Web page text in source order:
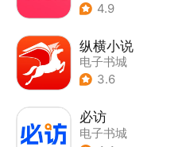
4.9
纵横小说
电子书城
3.6
必访
电子书城